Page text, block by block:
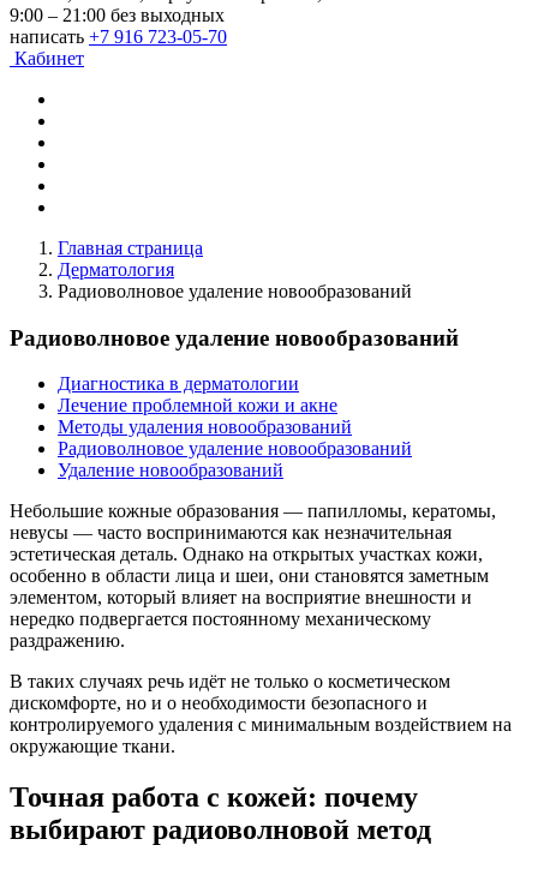
9:00 – 21:00 без выходных
написать +7 916 723-05-70
Кабинет
Главная страница
Дерматология
Радиоволновое удаление новообразований
Радиоволновое удаление новообразований
Диагностика в дерматологии
Лечение проблемной кожи и акне
Методы удаления новообразований
Радиоволновое удаление новообразований
Удаление новообразований
Небольшие кожные образования — папилломы, кератомы,
невусы — часто воспринимаются как незначительная
эстетическая деталь. Однако на открытых участках кожи,
особенно в области лица и шеи, они становятся заметным
элементом, который влияет на восприятие внешности и
нередко подвергается постоянному механическому
раздражению.
В таких случаях речь идёт не только о косметическом
дискомфорте, но и о необходимости безопасного и
контролируемого удаления с минимальным воздействием на
окружающие ткани.
Точная работа с кожей: почему
выбирают радиоволновой метод